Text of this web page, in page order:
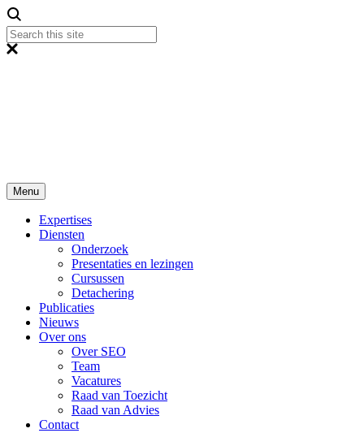
Menu
Expertises
Diensten
Onderzoek
Presentaties en lezingen
Cursussen
Detachering
Publicaties
Nieuws
Over ons
Over SEO
Team
Vacatures
Raad van Toezicht
Raad van Advies
Contact